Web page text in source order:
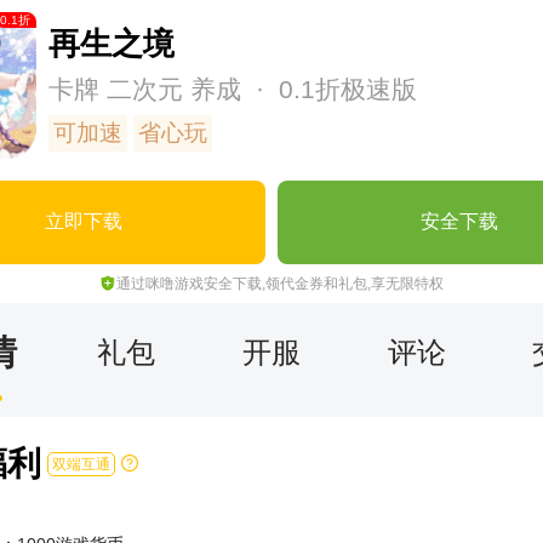
0.1折
再生之境
卡牌 二次元 养成 · 0.1折极速版
可加速 省心玩
立即下载 安全下载
通过咪噜游戏安全下载,领代金券和礼包,享无限特权
礼包 开服 评论
双端互通